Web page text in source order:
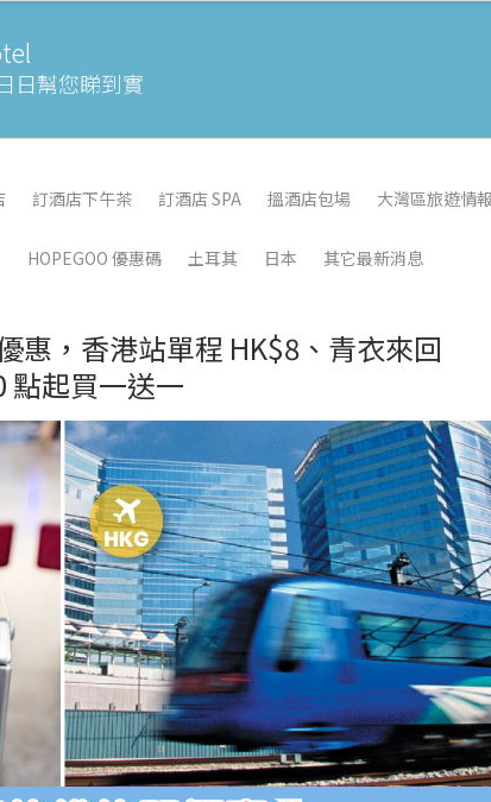
日幫您睇到實
訂酒店下午茶 訂酒店 SPA 搵酒店包場 大灣區旅遊情
HOPEGOO 優惠碼 土耳其 日本 其它最新消息
惠，香港站單程 HK$8、青衣來回
點起買一送一